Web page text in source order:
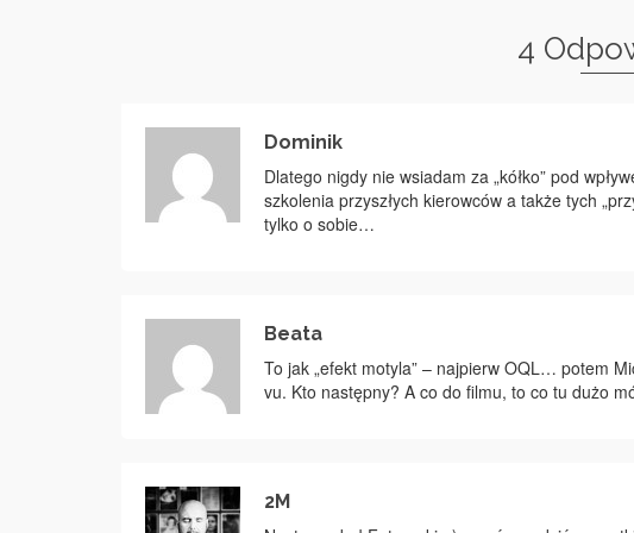
4
Dominik
Dlatego nigdy nie wsiadam za „kółko” pod
szkolenia przyszłych kierowców a także tych
tylko o sobie…
Beata
To jak „efekt motyla” – najpierw OQL… potem
vu. Kto następny? A co do filmu, to co tu dużo
2M